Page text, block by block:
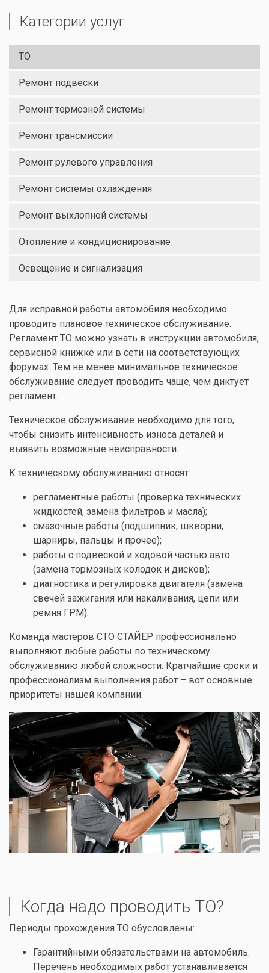
Категории услуг
ТО
Ремонт подвески
Ремонт тормозной системы
Ремонт трансмиссии
Ремонт рулевого управления
Ремонт системы охлаждения
Ремонт выхлопной системы
Отопление и кондиционирование
Освещение и сигнализация
Для исправной работы автомобиля необходимо
проводить плановое техническое обслуживание.
Регламент ТО можно узнать в инструкции автомобиля,
сервисной книжке или в сети на соответствующих
форумах. Тем не менее минимальное техническое
обслуживание следует проводить чаще, чем диктует
регламент.
Техническое обслуживание необходимо для того,
чтобы снизить интенсивность износа деталей и
выявить возможные неисправности.
К техническому обслуживанию относят:
регламентные работы (проверка технических
жидкостей, замена фильтров и масла);
смазочные работы (подшипник, шкворни,
шарниры, пальцы и прочее);
работы с подвеской и ходовой частью авто
(замена тормозных колодок и дисков);
диагностика и регулировка двигателя (замена
свечей зажигания или накаливания, цепи или
ремня ГРМ).
Команда мастеров СТО СТАЙЕР профессионально
выполняют любые работы по техническому
обслуживанию любой сложности. Кратчайшие сроки и
профессионализм выполнения работ – вот основные
приоритеты нашей компании.
Когда надо проводить ТО?
Периоды прохождения ТО обусловлены:
Гарантийными обязательствами на автомобиль.
Перечень необходимых работ устанавливается